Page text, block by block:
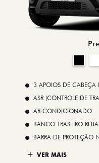
3 APOIOS DE CABEÇA
ASR (CONTROLE DE
AR-CONDICIONADO
BANCO TRASEIRO
BARRA DE PROTEÇÃO
VER MAIS